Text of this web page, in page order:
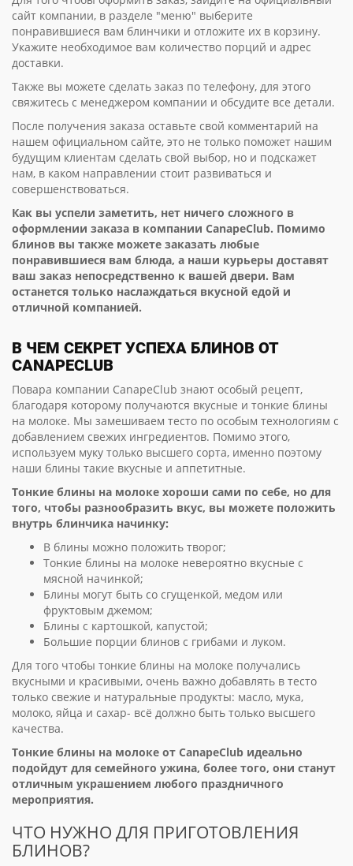
сайт компании, в разделе "меню" выберите
понравившиеся вам блинчики и отложите их в корзину.
Укажите необходимое вам количество порций и адрес
доставки.
Также вы можете сделать заказ по телефону, для этого
свяжитесь с менеджером компании и обсудите все детали.
После получения заказа оставьте свой комментарий на
нашем официальном сайте, это не только поможет нашим
будущим клиентам сделать свой выбор, но и подскажет
нам, в каком направлении стоит развиваться и
совершенствоваться.
Как вы успели заметить, нет ничего сложного в
оформлении заказа в компании CanapeClub. Помимо
блинов вы также можете заказать любые
понравившиеся вам блюда, а наши курьеры доставят
ваш заказ непосредственно к вашей двери. Вам
останется только наслаждаться вкусной едой и
отличной компанией.
В ЧЕМ СЕКРЕТ УСПЕХА БЛИНОВ ОТ
CANAPECLUB
Повара компании CanapeClub знают особый рецепт,
благодаря которому получаются вкусные и тонкие блины
на молоке. Мы замешиваем тесто по особым технологиям с
добавлением свежих ингредиентов. Помимо этого,
используем муку только высшего сорта, именно поэтому
наши блины такие вкусные и аппетитные.
Тонкие блины на молоке хороши сами по себе, но для
того, чтобы разнообразить вкус, вы можете положить
внутрь блинчика начинку:
В блины можно положить творог;
Тонкие блины на молоке невероятно вкусные с
мясной начинкой;
Блины могут быть со сгущенкой, медом или
фруктовым джемом;
Блины с картошкой, капустой;
Большие порции блинов с грибами и луком.
Для того чтобы тонкие блины на молоке получались
вкусными и красивыми, очень важно добавлять в тесто
только свежие и натуральные продукты: масло, мука,
молоко, яйца и сахар- всё должно быть только высшего
качества.
Тонкие блины на молоке от CanapeClub идеально
подойдут для семейного ужина, более того, они станут
отличным украшением любого праздничного
мероприятия.
ЧТО НУЖНО ДЛЯ ПРИГОТОВЛЕНИЯ
БЛИНОВ?